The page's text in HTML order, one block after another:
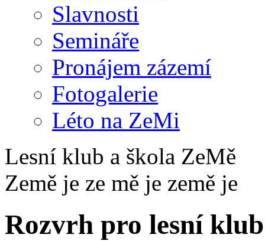
Slavnosti
Semináře
Pronájem zázemí
Fotogalerie
Léto na ZeMi
Lesní klub a škola ZeMě
Země je ze mě je země je
Rozvrh pro lesní